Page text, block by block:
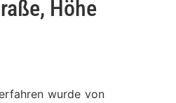
Höhe
wurde von